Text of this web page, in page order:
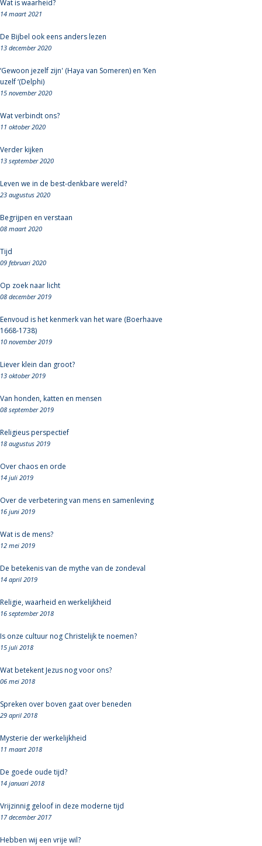
Wat is waarheid?
14 maart 2021
De Bijbel ook eens anders lezen
13 december 2020
‘Gewoon jezelf zijn' (Haya van Someren) en ‘Ken
uzelf ‘(Delphi)
15 november 2020
Wat verbindt ons?
11 oktober 2020
Verder kijken
13 september 2020
Leven we in de best-denkbare wereld?
23 augustus 2020
Begrijpen en verstaan
08 maart 2020
Tijd
09 februari 2020
Op zoek naar licht
08 december 2019
Eenvoud is het kenmerk van het ware (Boerhaave
1668-1738)
10 november 2019
Liever klein dan groot?
13 oktober 2019
Van honden, katten en mensen
08 september 2019
Religieus perspectief
18 augustus 2019
Over chaos en orde
14 juli 2019
Over de verbetering van mens en samenleving
16 juni 2019
Wat is de mens?
12 mei 2019
De betekenis van de mythe van de zondeval
14 april 2019
Religie, waarheid en werkelijkheid
16 september 2018
Is onze cultuur nog Christelijk te noemen?
15 juli 2018
Wat betekent Jezus nog voor ons?
06 mei 2018
Spreken over boven gaat over beneden
29 april 2018
Mysterie der werkelijkheid
11 maart 2018
De goede oude tijd?
14 januari 2018
Vrijzinnig geloof in deze moderne tijd
17 december 2017
Hebben wij een vrije wil?